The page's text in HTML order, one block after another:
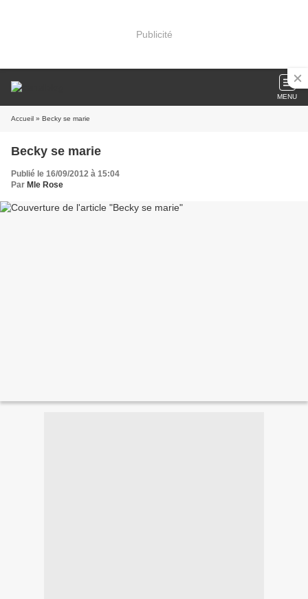
Publicité
MENU
Accueil » Becky se marie
Becky se marie
Publié le 16/09/2012 à 15:04
Par Mle Rose